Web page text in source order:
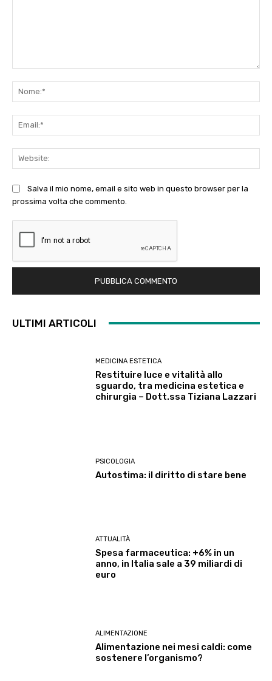
Salva il mio nome, email e sito web in questo browser per la
prossima volta che commento.
ULTIMI ARTICOLI
MEDICINA ESTETICA
Restituire luce e vitalità allo
sguardo, tra medicina estetica e
chirurgia – Dott.ssa Tiziana Lazzari
PSICOLOGIA
Autostima: il diritto di stare bene
ATTUALITÀ
Spesa farmaceutica: +6% in un
anno, in Italia sale a 39 miliardi di
euro
ALIMENTAZIONE
Alimentazione nei mesi caldi: come
sostenere l’organismo?